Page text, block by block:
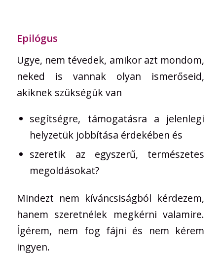
Epilógus
Ugye, nem tévedek, amikor azt mondom,
neked is vannak olyan ismerőseid,
akiknek szükségük van
segítségre, támogatásra a jelenlegi
helyzetük jobbítása érdekében és
szeretik az egyszerű, természetes
megoldásokat?
Mindezt nem kíváncsiságból kérdezem,
hanem szeretnélek megkérni valamire.
Ígérem, nem fog fájni és nem kérem
ingyen.